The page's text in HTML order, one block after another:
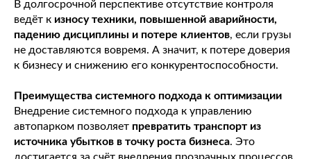
В долгосрочной перспективе отсутствие контроля
ведёт к износу техники, повышенной аварийности,
падению дисциплины и потере клиентов, если грузы
не доставляются вовремя. А значит, к потере доверия
к бизнесу и снижению его конкурентоспособности.
Преимущества системного подхода к оптимизации
Внедрение системного подхода к управлению
автопарком позволяет превратить транспорт из
источника убытков в точку роста бизнеса. Это